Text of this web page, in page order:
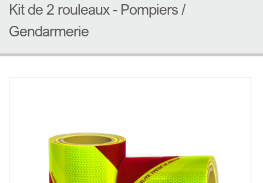
Kit de 2 rouleaux - Pompiers /
Gendarmerie